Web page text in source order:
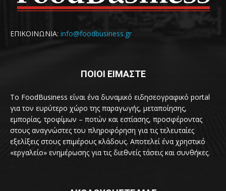
ΕΠΙΚΟΙΝΩΝΙΑ: info@foodbusiness.gr
ΠΟΙΟΙ ΕΙΜΑΣΤΕ
Το FoodBusiness είναι ένα δυναμικό ειδησεογραφικό portal
για τον ευρύτερο χώρο της παραγωγής, μεταποίησης,
εμπορίας, τροφίμων – ποτών και εστίασης, προσφέροντας
στους αναγνώστες του πληροφόρηση για τις τελευταίες
εξελίξεις στους επιμέρους κλάδους. Αποτελεί ένα χρηστικό
«εργαλείο» ενημέρωσης για τις διεθνείς τάσεις και συνθήκες.